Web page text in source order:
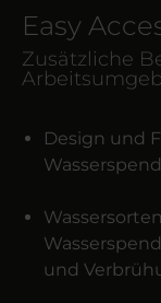
Easy
Zusätzliche
Design und
und